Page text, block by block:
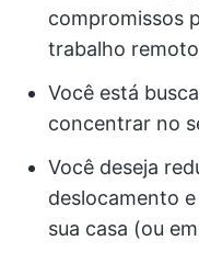
compromissos
trabalho
Você está
concentrar no
Você deseja
deslocamento
sua casa (ou